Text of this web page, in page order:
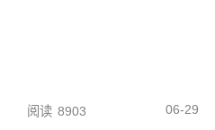
阅读 8903 06-29